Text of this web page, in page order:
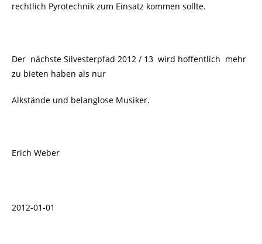
rechtlich Pyrotechnik zum Einsatz kommen sollte.
Der nächste Silvesterpfad 2012 / 13 wird hoffentlich mehr
zu bieten haben als nur
Alkstände und belanglose Musiker.
Erich Weber
2012-01-01